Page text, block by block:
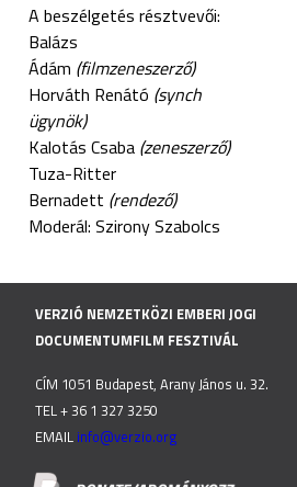
A beszélgetés résztvevői:
Balázs
Ádám (filmzeneszerző)
Horváth Renátó (synch
ügynök)
Kalotás Csaba (zeneszerző)
Tuza-Ritter
Bernadett (rendező)
Moderál: Szirony Szabolcs
VERZIÓ NEMZETKÖZI EMBERI JOGI
DOCUMENTUMFILM FESZTIVÁL
CÍM 1051 Budapest, Arany János u. 32.
TEL + 36 1 327 3250
EMAIL info@verzio.org